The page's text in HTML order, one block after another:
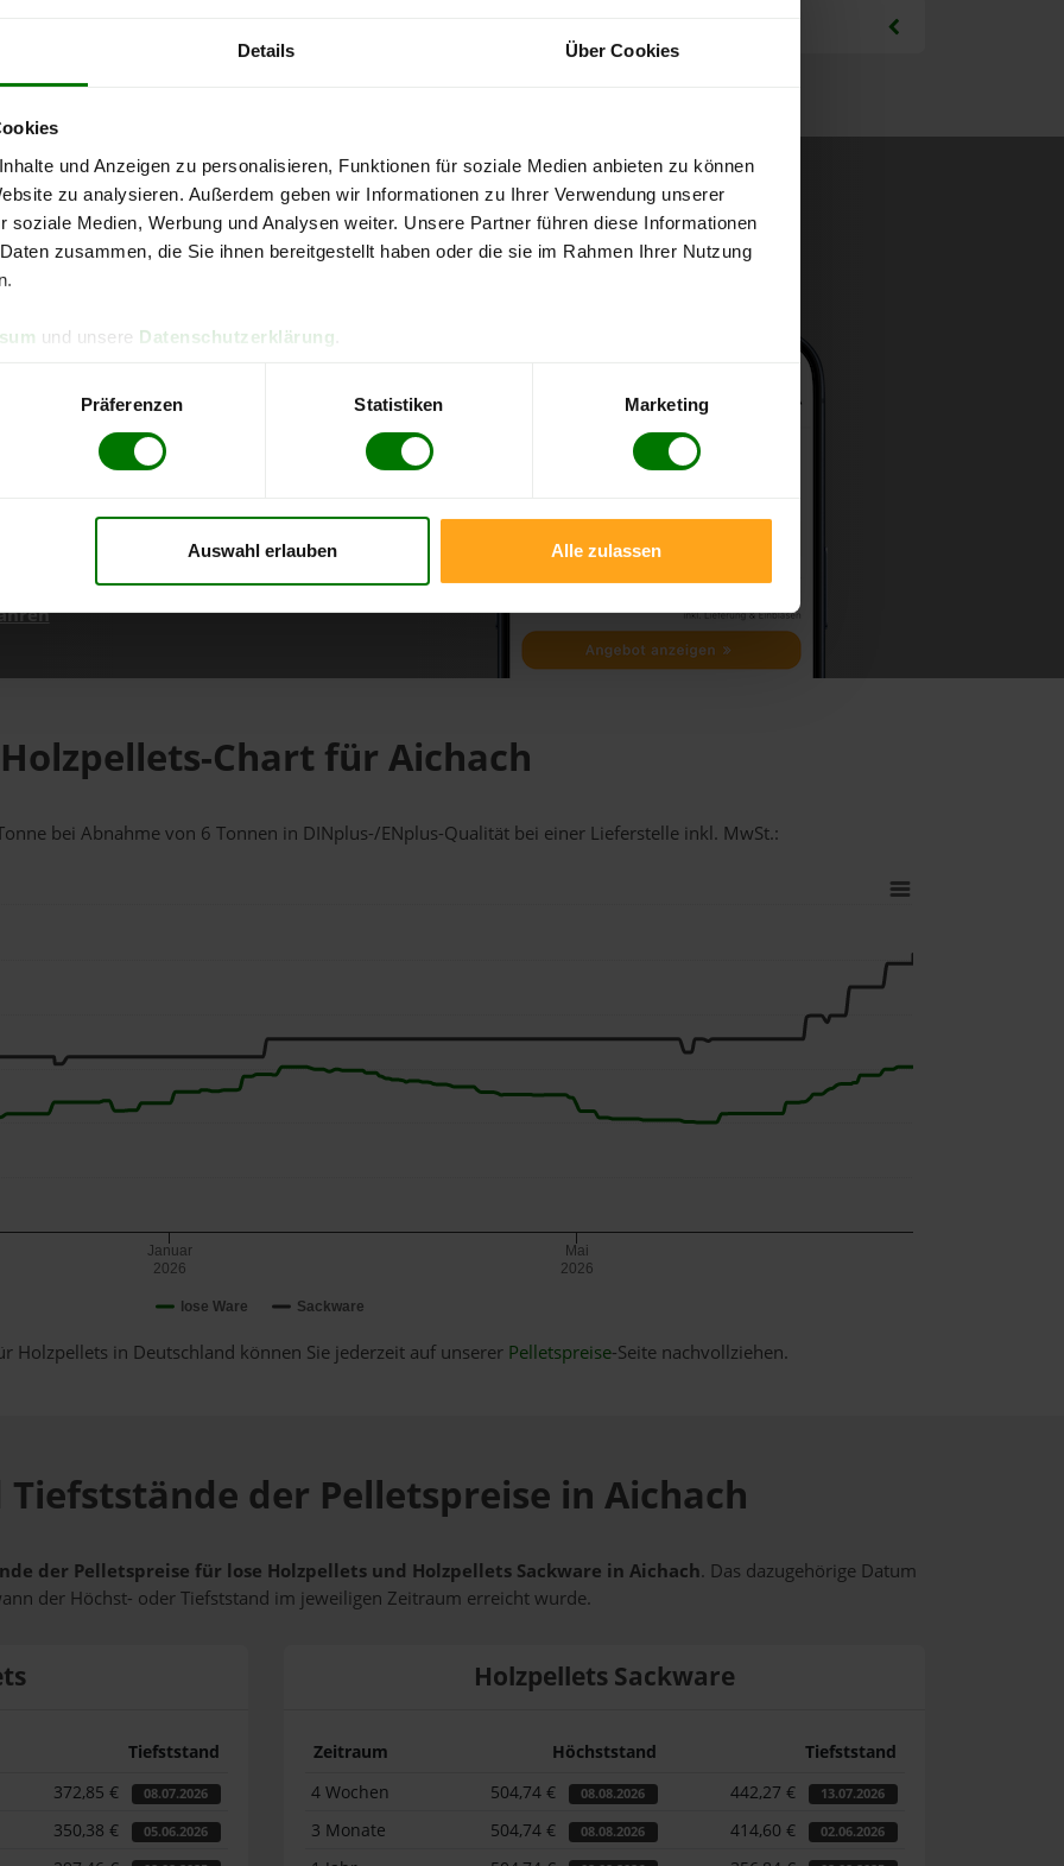
Details Über Cookies
und Anzeigen zu personalisieren, Funktionen für soziale Medien anbieten zu können
zu analysieren. Außerdem geben wir Informationen zu Ihrer Verwendung unserer
soziale Medien, Werbung und Analysen weiter. Unsere Partner führen diese Informationen
zusammen, die Sie ihnen bereitgestellt haben oder die sie im Rahmen Ihrer Nutzung
und unsere Datenschutzerklärung
Präferenzen Statistiken Marketing
Auswahl erlauben Alle zulassen
kostenlose
direkt online bestellen
aktuellen Stand
Holzpellets-Chart für Aichach
bei Abnahmevon 6 Tonnen in DINplus-/ENplus-Qualität bei einer Lieferstelle inkl. MwSt.:
lose Ware Sackware
Januar
2026
Mai
2026
Holzpellets in Deutschland können Sie jederzeit auf unserer Pelletspreise-Seite nachvollziehen.
Tiefststände der Pelletspreise in Aichach
der Pelletspreise für lose Holzpellets und Holzpellets Sackware in Aichach. Das dazugehörige Datum
der Höchst- oder Tiefststand im jeweiligen Zeitraum erreicht wurde.
Tiefststand
372,85 € 08.07.2026
350,38 € 05.06.2026
Holzpellets Sackware
Zeitraum Höchststand
Tiefststand
4 Wochen
504,74 € 08.08.2026 442,27 € 13.07.2026
3 Monate 504,74 € 08.08.2026 414,60 € 02.06.2026